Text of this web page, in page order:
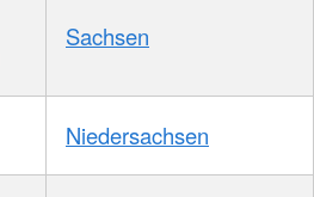
Sachsen
Niedersachsen